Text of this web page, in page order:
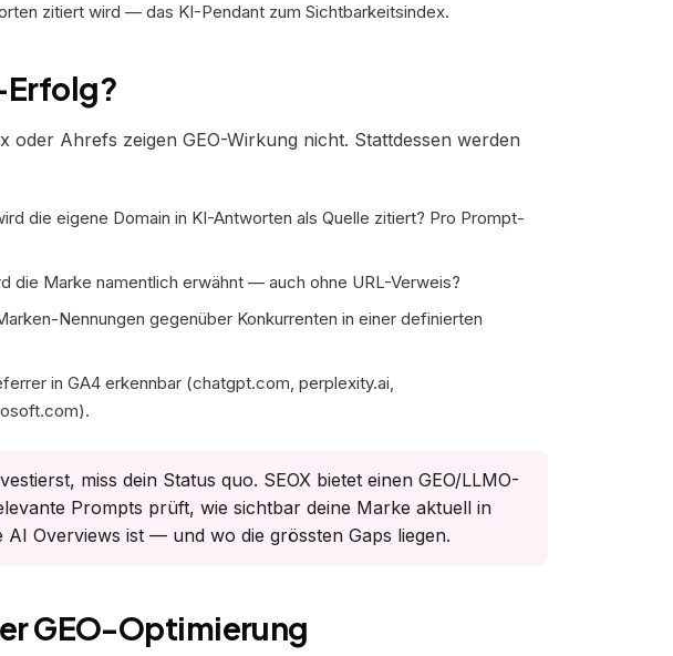
zitiert wird — das KI-Pendant zum Sichtbarkeitsindex.
Erfolg?
oder Ahrefs zeigen GEO-Wirkung nicht. Stattdessen werden
die eigene Domain in KI-Antworten als Quelle zitiert? Pro Prompt-
die Marke namentlich erwähnt — auch ohne URL-Verweis?
Nennungen gegenüber Konkurrenten in einer definierten
in GA4 erkennbar (chatgpt.com, perplexity.ai,
miss dein Status quo. SEOX bietet einen GEO/LLMO-
Prompts prüft, wie sichtbar deine Marke aktuell in
AI Overviews ist — und wo die grössten Gaps liegen.
GEO-Optimierung